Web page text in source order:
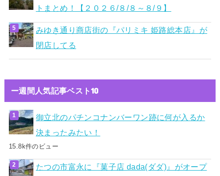
トまとめ！【２０２６/８/８～８/９】
みゆき通り商店街の『パリミキ 姫路総本店』が
閉店してる
ー週間人気記事ベスト10
御立北のパチンコナンバーワン跡に何が入るか
決まったみたい！
15.8k件のビュー
たつの市富永に『菓子店 dada(ダダ)』がオープ